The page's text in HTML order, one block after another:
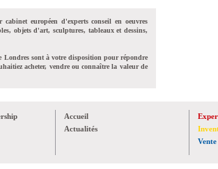
cabinet européen d'experts conseil en oeuvres
objets d'art, sculptures, tableaux et dessins,
Londres sont à votre disposition pour répondre
acheter, vendre ou connaître la valeur de
Accueil
Actualités
Vente